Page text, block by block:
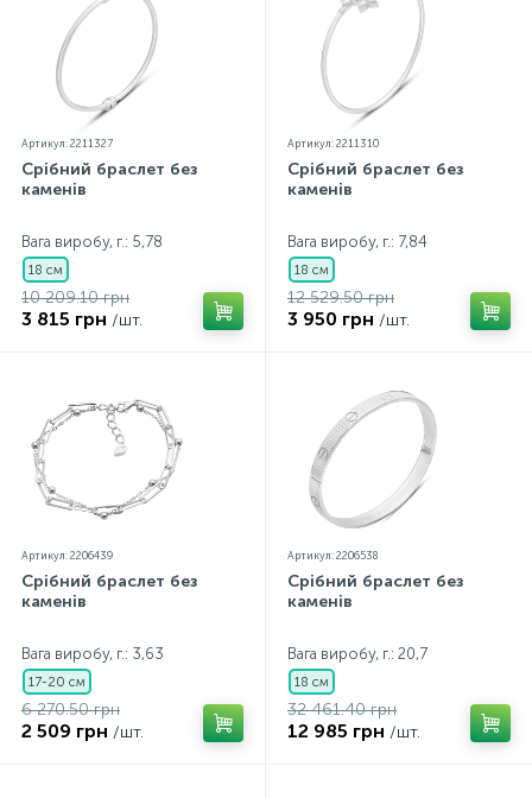
Артикул: 2211327
Срібний браслет без
каменів
Вага виробу, г.: 5,78
18 см
10 209.10 грн
3 815 грн /шт.
Артикул: 2211310
Срібний браслет без
каменів
Вага виробу, г.: 7,84
18 см
12 529.50 грн
3 950 грн /шт.
Артикул: 2206439
Срібний браслет без
каменів
Вага виробу, г.: 3,63
17-20 см
6 270.50 грн
2 509 грн /шт.
Артикул: 2206538
Срібний браслет без
каменів
Вага виробу, г.: 20,7
18 см
32 461.40 грн
12 985 грн /шт.